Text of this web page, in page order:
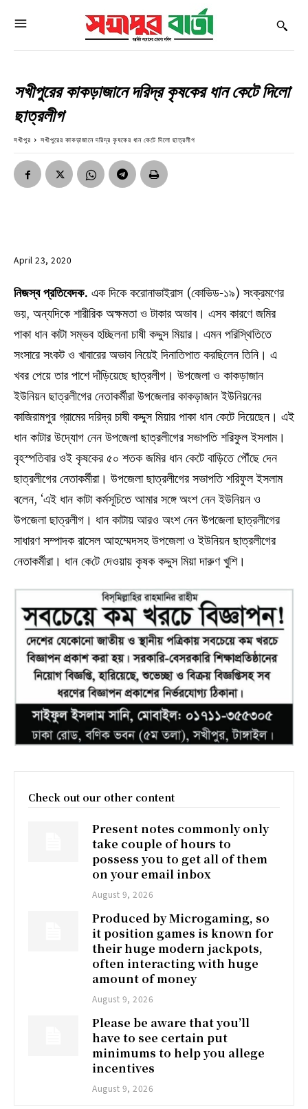
সখীপুরের কাকড়াজানে দরিদ্র কৃষকের ধান কেটে দিলো
ছাত্রলীগ
সখীপুর সখীপুরের কাকড়াজানে দরিদ্র কৃষকের ধান কেটে দিলো ছাত্রলীগ
April 23, 2020
নিজস্ব প্রতিবেদক. এক দিকে করোনাভাইরাস (কোভিড-১৯) সংক্রমণের
ভয়, অন্যদিকে শারীরিক অক্ষমতা ও টাকার অভাব। এসব কারণে জমির
পাকা ধান কাটা সম্ভব হচ্ছিলনা চাষী কদ্দুস মিয়ার। এমন পরিস্থিতিতে
সংসারে সংকট ও খাবারের অভাব নিয়েই দিনাতিপাত করছিলেন তিনি। এ
খবর পেয়ে তার পাশে দাঁড়িয়েছে ছাত্রলীগ। উপজেলা ও কাকড়াজান
ইউনিয়ন ছাত্রলীগের নেতাকর্মীরা উপজেলার কাকড়াজান ইউনিয়নের
কাজিরামপুর গ্রামের দরিদ্র চাষী কদ্দুস মিয়ার পাকা ধান কেটে দিয়েছেন। এই
ধান কাটার উদ্যোগ নেন উপজেলা ছাত্রলীগের সভাপতি শরিফুল ইসলাম।
বৃহস্পতিবার ওই কৃষকের ৫০ শতক জমির ধান কেটে বাড়িতে পৌঁছে দেন
ছাত্রলীগের নেতাকর্মীরা। উপজেলা ছাত্রলীগের সভাপতি শরিফুল ইসলাম
বলেন, ‘এই ধান কাটা কর্মসূচিতে আমার সঙ্গে অংশ নেন ইউনিয়ন ও
উপজেলা ছাত্রলীগ। ধান কাটায় আরও অংশ নেন উপজেলা ছাত্রলীগের
সাধারণ সম্পাদক রাসেল আহম্মেদসহ উপজেলা ও ইউনিয়ন ছাত্রলীগের
নেতাকর্মীরা। ধান‌ কে‌টে দেওয়ায় কৃষক কদ্দুস মিয়া দারুণ খু‌শি।
Check out our other content
Present notes commonly only
take couple of hours to
possess you to get all of them
on your email inbox
August 9, 2026
Produced by Microgaming, so
it position games is known for
their huge modern jackpots,
often interacting with huge
amount of money
August 9, 2026
Please be aware that you’ll
have to see certain put
minimums to help you allege
incentives
August 9, 2026